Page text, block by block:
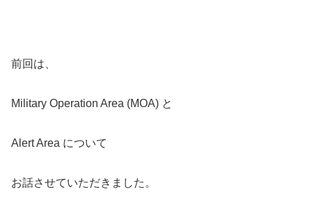
前回は、
Military Operation Area (MOA) と
Alert Area について
お話させていただきました。